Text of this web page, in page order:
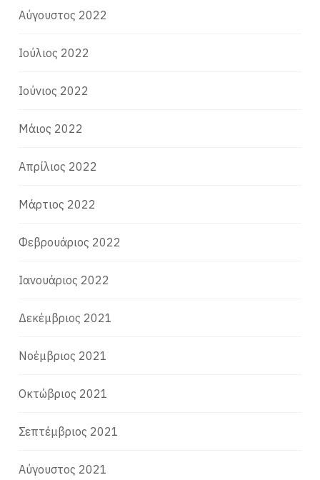
Αύγουστος 2022
Ιούλιος 2022
Ιούνιος 2022
Μάιος 2022
Απρίλιος 2022
Μάρτιος 2022
Φεβρουάριος 2022
Ιανουάριος 2022
Δεκέμβριος 2021
Νοέμβριος 2021
Οκτώβριος 2021
Σεπτέμβριος 2021
Αύγουστος 2021